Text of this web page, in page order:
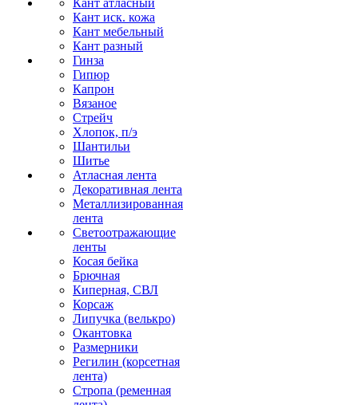
Кант атласный
Кант иск. кожа
Кант мебельный
Кант разный
Гинза
Гипюр
Капрон
Вязаное
Стрейч
Хлопок, п/э
Шантильи
Шитье
Атласная лента
Декоративная лента
Металлизированная
лента
Светоотражающие
ленты
Косая бейка
Брючная
Киперная, СВЛ
Корсаж
Липучка (велькро)
Окантовка
Размерники
Регилин (корсетная
лента)
Стропа (ременная